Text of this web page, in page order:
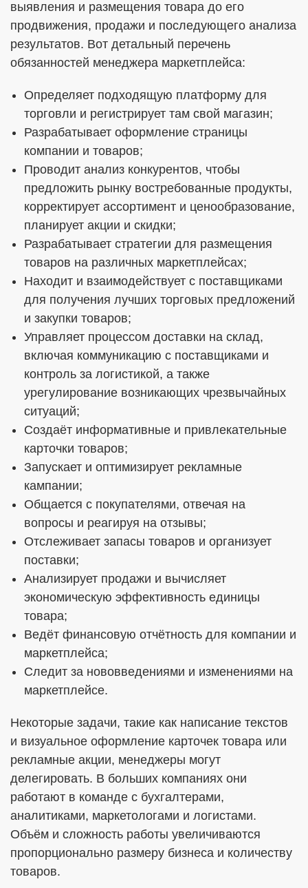
выявления и размещения товара до его
продвижения, продажи и последующего анализа
результатов. Вот детальный перечень
обязанностей менеджера маркетплейса:
Определяет подходящую платформу для
торговли и регистрирует там свой магазин;
Разрабатывает оформление страницы
компании и товаров;
Проводит анализ конкурентов, чтобы
предложить рынку востребованные продукты,
корректирует ассортимент и ценообразование,
планирует акции и скидки;
Разрабатывает стратегии для размещения
товаров на различных маркетплейсах;
Находит и взаимодействует с поставщиками
для получения лучших торговых предложений
и закупки товаров;
Управляет процессом доставки на склад,
включая коммуникацию с поставщиками и
контроль за логистикой, а также
урегулирование возникающих чрезвычайных
ситуаций;
Создаёт информативные и привлекательные
карточки товаров;
Запускает и оптимизирует рекламные
кампании;
Общается с покупателями, отвечая на
вопросы и реагируя на отзывы;
Отслеживает запасы товаров и организует
поставки;
Анализирует продажи и вычисляет
экономическую эффективность единицы
товара;
Ведёт финансовую отчётность для компании и
маркетплейса;
Следит за нововведениями и изменениями на
маркетплейсе.
Некоторые задачи, такие как написание текстов
и визуальное оформление карточек товара или
рекламные акции, менеджеры могут
делегировать. В больших компаниях они
работают в команде с бухгалтерами,
аналитиками, маркетологами и логистами.
Объём и сложность работы увеличиваются
пропорционально размеру бизнеса и количеству
товаров.